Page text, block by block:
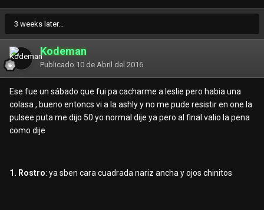
3 weeks later...
Kodeman
Publicado 10 de Abril del 2016
Ese fue un sábado que fui pa cacharme a leslie pero habia una
colasa , bueno entoncs vi a la ashly y no me pude resistir en one la
pulsee puta me dijo 50 yo normal dije ya pero al final valio la pena
como dije
1. Rostro: ya sben cara cuadrada nariz ancha y ojos chinitos